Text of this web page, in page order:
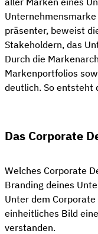
präsenter, beweist
Stakeholdern, das
Durch die
Markenportfolios
deutlich. So entsteht
Das Corporate
Welches Corporate
Branding deines
Unter dem
einheitliches Bild
verstanden.